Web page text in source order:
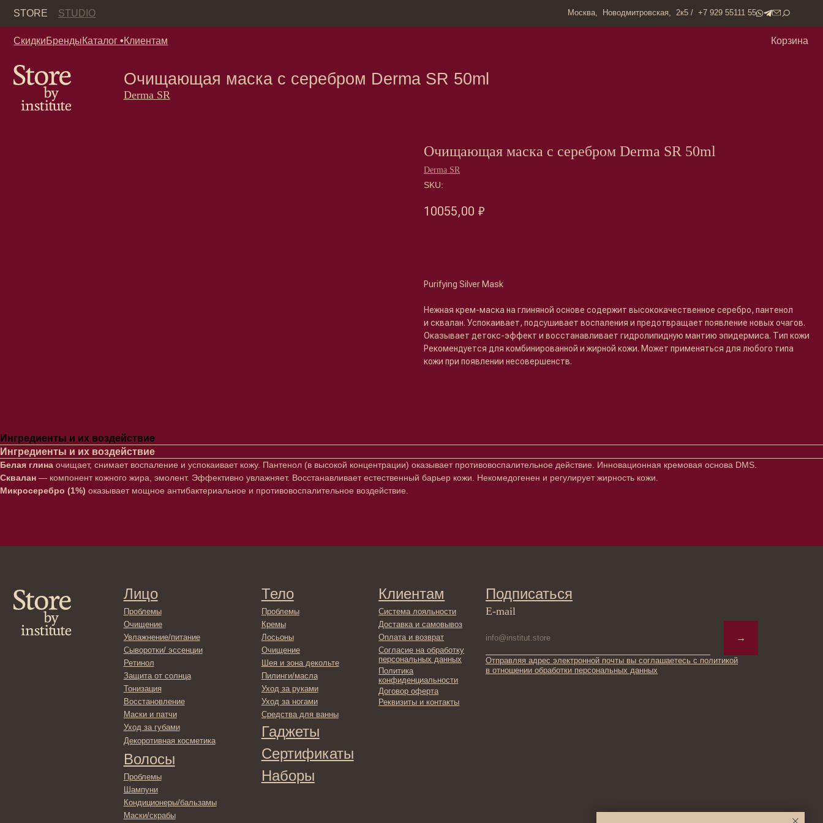
Москва, Новодмитровская, 2к5 / +7 929 55111 55
STORE STUDIO
Скидки Бренды Каталог Клиентам
Очищающая маска с серебром Derma SR 50ml
Derma SR
Очищающая маска с серебром Derma SR 50ml
Derma SR
SKU:
10055,00 ₽
Purifying Silver Mask
Нежная крем-маска на глиняной основе содержит высококачественное серебро, пантенол
и сквалан. Успокаивает, подсушивает воспаления и предотвращает появление новых очагов.
Оказывает детокс-эффект и восстанавливает гидролипидную мантию эпидермиса. Тип кожи
Рекомендуется для комбинированной и жирной кожи. Может применяться для любого типа
кожи при появлении несовершенств.
Ингредиенты и их воздействие
Ингредиенты и их воздействие
Белая глина очищает, снимает воспаление и успокаивает кожу. Пантенол (в высокой концентрации) оказывает противовоспалительное действие. Инновационная кремовая основа DMS.
Сквалан — компонент кожного жира, эмолент. Эффективно увлажняет. Восстанавливает естественный барьер кожи. Некомедогенен и регулирует жирность кожи.
Микросеребро (1%) оказывает мощное антибактериальное и противовоспалительное воздействие.
Проблемы
Шея и зона декольте
Пилинги/масла
Уход за руками
Уход за ногами
Средства для ванны
Гаджеты
Сертификаты
Наборы
Система лояльности
персональных данных
конфиденциальности
Договор оферта
Реквизиты и контакты
E-mail
Отправляя адрес электронной почты вы соглашаетесь с политикой
в отношении обработки персональных данных
Проблемы
Ретинол
Защита от солнца
Тонизация
Восстановление
Маски и патчи
Уход за губами
Декоротивная косметика
Волосы
Проблемы
Шампуни
Кондиционеры/бальзамы
Маски/скрабы
Сыворотки/лосьоны
Средства для укладки